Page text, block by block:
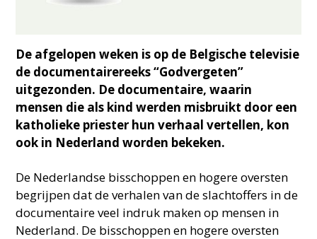
De afgelopen weken is op de Belgische televisie
de documentairereeks “Godvergeten”
uitgezonden. De documentaire, waarin
mensen die als kind werden misbruikt door een
katholieke priester hun verhaal vertellen, kon
ook in Nederland worden bekeken.
De Nederlandse bisschoppen en hogere oversten
begrijpen dat de verhalen van de slachtoffers in de
documentaire veel indruk maken op mensen in
Nederland. De bisschoppen en hogere oversten